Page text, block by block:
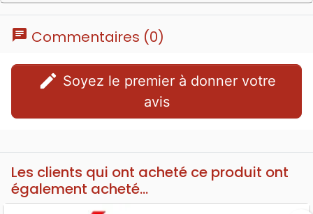
chat Commentaires (0)
edit
avis
Les clients qui ont acheté ce produit ont
également acheté...